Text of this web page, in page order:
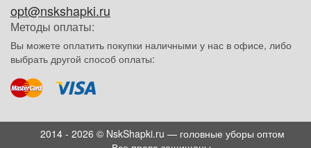
opt@nskshapki.ru
Методы оплаты:
Вы можете оплатить покупки наличными у нас в офисе, либо
выбрать другой способ оплаты:
2014 - 2026 © NskShapki.ru — головные уборы оптом